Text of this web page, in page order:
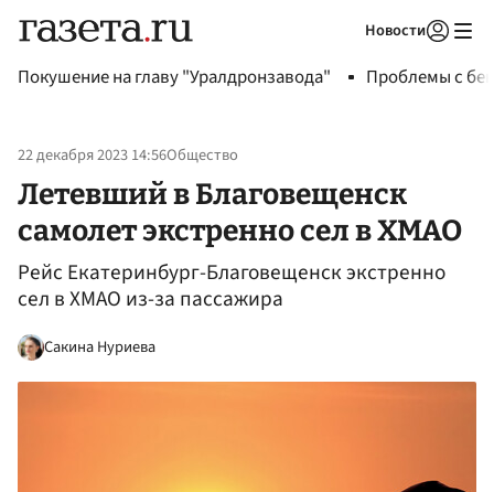
Новости
Покушение на главу "Уралдронзавода" Проблемы с
22 декабря 2023 14:56Общество
Летевший в Благовещенск
самолет экстренно сел в ХМАО
Рейс Екатеринбург-Благовещенск экстренно
сел в ХМАО из-за пассажира
Сакина Нуриева